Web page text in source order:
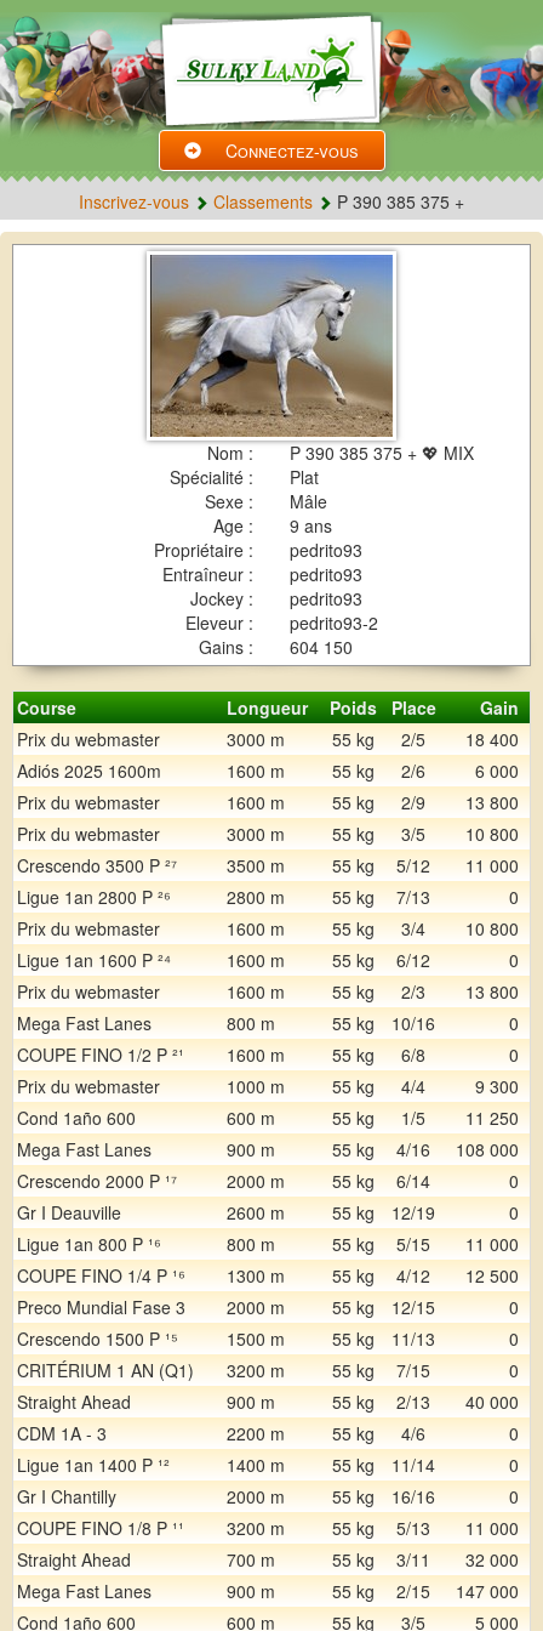
Connectez-vous
Inscrivez-vous Classements P 390 385 375 +
Nom :
P 390 385 375 + 💖 MIX
Spécialité :
Plat
Sexe :
Mâle
Age :
9 ans
Propriétaire :
pedrito93
Entraîneur :
pedrito93
Jockey :
pedrito93
Eleveur :
pedrito93-2
Gains :
604 150
Course Longueur Poids Place
Gain
Prix du webmaster
3000 m 55 kg 2/5 18 400
Adiós 2025 1600m
1600 m 55 kg 2/6 6 000
Prix du webmaster
1600 m 55 kg 2/9 13 800
Prix du webmaster
3000 m 55 kg 3/5 10 800
Crescendo 3500 P ²⁷
3500 m 55 kg 5/12 11 000
Ligue 1an 2800 P ²⁶
2800 m 55 kg 7/13 0
Prix du webmaster
1600 m 55 kg 3/4 10 800
Ligue 1an 1600 P ²⁴
1600 m 55 kg 6/12 0
Prix du webmaster
1600 m 55 kg 2/3 13 800
Mega Fast Lanes
800 m 55 kg 10/16 0
COUPE FINO 1/2 P ²¹
1600 m 55 kg 6/8 0
Prix du webmaster
1000 m 55 kg 4/4 9 300
Cond 1año 600
600 m 55 kg 1/5 11 250
Mega Fast Lanes
900 m 55 kg 4/16 108 000
Crescendo 2000 P ¹⁷
2000 m 55 kg 6/14 0
Gr I Deauville
2600 m 55 kg 12/19 0
Ligue 1an 800 P ¹⁶
800 m 55 kg 5/15 11 000
COUPE FINO 1/4 P ¹⁶
1300 m 55 kg 4/12 12 500
Preco Mundial Fase 3
2000 m 55 kg 12/15 0
Crescendo 1500 P ¹⁵
1500 m 55 kg 11/13 0
CRITÉRIUM 1 AN (Q1)
3200 m 55 kg 7/15 0
Straight Ahead
900 m 55 kg 2/13 40 000
CDM 1A - 3
2200 m 55 kg 4/6 0
Ligue 1an 1400 P ¹²
1400 m 55 kg 11/14 0
Gr I Chantilly
2000 m 55 kg 16/16 0
COUPE FINO 1/8 P ¹¹
3200 m 55 kg 5/13 11 000
Straight Ahead
700 m 55 kg 3/11 32 000
Mega Fast Lanes
900 m 55 kg 2/15 147 000
Cond 1año 600
600 m 55 kg 3/5 5 000